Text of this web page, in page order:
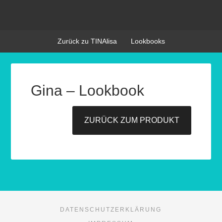
Zurück zu TINAlisa Lookbooks
Gina – Lookbook
ZURÜCK ZUM PRODUKT
DATENSCHUTZERKLÄRUNG